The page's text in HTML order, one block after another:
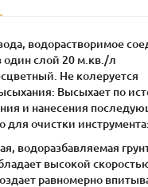
водорастворимое
один слой 20 м.кв./л
Не колеруется
Высыхает по
и нанесения
для очистки
водоразбавляемая
высокой
равномерно